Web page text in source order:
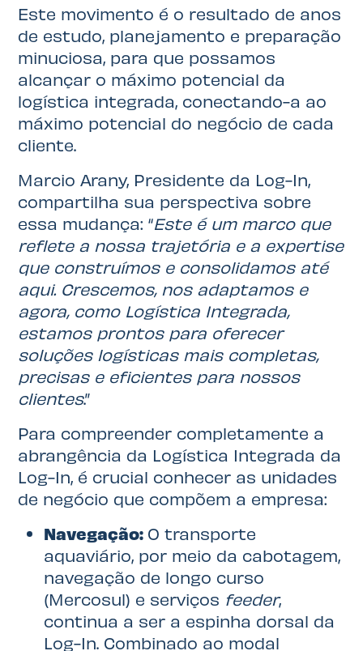
Este movimento é o resultado de anos
de estudo, planejamento e preparação
minuciosa, para que possamos
alcançar o máximo potencial da
logística integrada, conectando-a ao
máximo potencial do negócio de cada
cliente.
Marcio Arany, Presidente da Log-In,
compartilha sua perspectiva sobre
essa mudança: “Este é um marco que
reflete a nossa trajetória e a expertise
que construímos e consolidamos até
aqui. Crescemos, nos adaptamos e
agora, como Logística Integrada,
estamos prontos para oferecer
soluções logísticas mais completas,
precisas e eficientes para nossos
clientes.”
Para compreender completamente a
abrangência da Logística Integrada da
Log-In, é crucial conhecer as unidades
de negócio que compõem a empresa:
Navegação: O transporte
aquaviário, por meio da cabotagem,
navegação de longo curso
(Mercosul) e serviços feeder,
continua a ser a espinha dorsal da
Log-In. Combinado ao modal